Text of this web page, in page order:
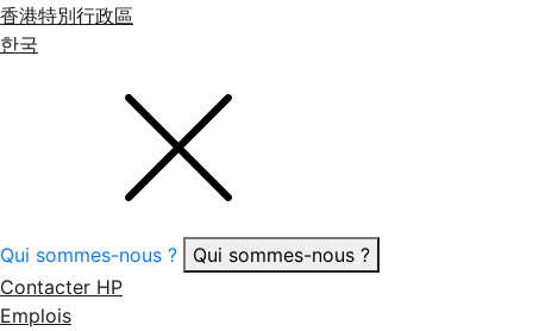
香港特別行政區
한국
Qui sommes-nous ?
Qui sommes-nous ?
Contacter HP
Emplois